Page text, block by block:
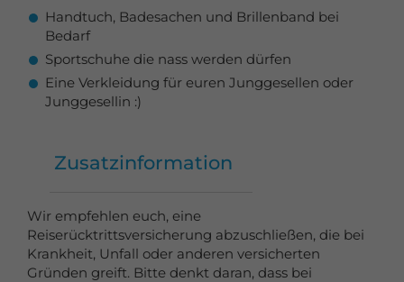
Handtuch, Badesachen und Brillenband bei
Bedarf
Sportschuhe die nass werden dürfen
Eine Verkleidung für euren Junggesellen oder
Junggesellin :)
Zusatzinformation
Wir empfehlen euch, eine
Reiserücktrittsversicherung abzuschließen, die bei
Krankheit, Unfall oder anderen versicherten
Gründen greift. Bitte denkt daran, dass bei